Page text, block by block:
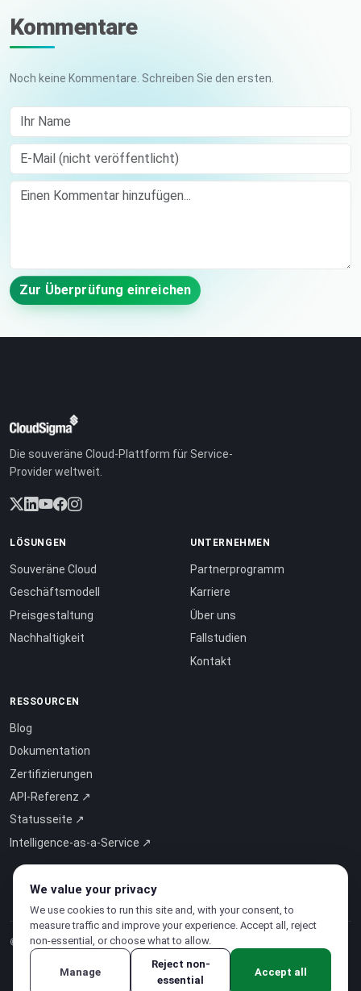
Kommentare
Noch keine Kommentare. Schreiben Sie den ersten.
Ihr Name
E-Mail (nicht veröffentlicht)
Comment
Zur Überprüfung einreichen
Die souveräne Cloud-Plattform für Service-
Provider weltweit.
LÖSUNGEN
Souveräne Cloud
Geschäftsmodell
Preisgestaltung
Nachhaltigkeit
UNTERNEHMEN
Partnerprogramm
Karriere
Über uns
Fallstudien
Kontakt
RESSOURCEN
Blog
Dokumentation
Zertifizierungen
API-Referenz ↗
Statusseite ↗
Intelligence-as-a-Service ↗
© 2026 CloudSigma Holding AG.Alle Rechte vorbehalten
Datenschutzerklärung·Nutzungsbedingungen
We value your privacy
We use cookies to run this site and, with your consent, to
measure traffic and improve your experience. Accept all, reject
non-essential, or choose what to allow.
Manage
Reject non-
essential
Accept all